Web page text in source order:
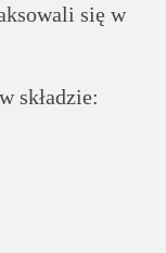
się w
składzie: